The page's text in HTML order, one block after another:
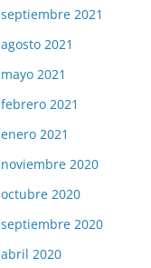
septiembre 2021
agosto 2021
mayo 2021
febrero 2021
enero 2021
noviembre 2020
octubre 2020
septiembre 2020
abril 2020